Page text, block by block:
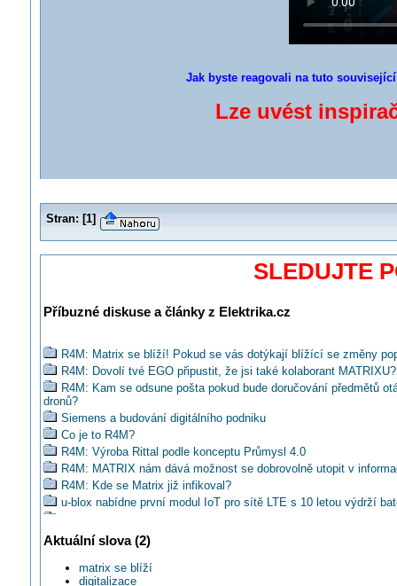
Jak byste reagovali na tuto
Lze uvést
Stran: [1]
SLEDUJTE
Příbuzné diskuse a články z Elektrika.cz
R4M: Matrix se blíží! Pokud se vás dotýkají blížící se změny
R4M: Dovolí tvé EGO připustit, že jsi také kolaborant MATRIXU?
R4M: Kam se odsune pošta pokud bude doručování předmětů
dronů?
Siemens a budování digitálního podniku
Co je to R4M?
R4M: Výroba Rittal podle konceptu Průmysl 4.0
R4M: MATRIX nám dává možnost se dobrovolně utopit v
R4M: Kde se Matrix již infikoval?
u-blox nabídne první modul IoT pro sítě LTE s 10 letou výdrží
HENNLICH: Nová plastová hřídel pro šestiosé roboty
R4M#2: Proč jde v pořadí již o čtvrtou průmyslovou revoluci?
Aktuální slova (2)
matrix se blíží
digitalizace